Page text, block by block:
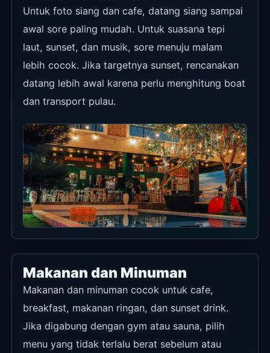
Untuk foto siang dan cafe, datang siang sampai
awal sore paling mudah. Untuk suasana tepi
laut, sunset, dan musik, sore menuju malam
lebih cocok. Jika targetnya sunset, rencanakan
datang lebih awal karena perlu menghitung boat
dan transport pulau.
Makanan dan Minuman
Makanan dan minuman cocok untuk cafe,
breakfast, makanan ringan, dan sunset drink.
Jika digabung dengan gym atau sauna, pilih
menu yang tidak terlalu berat sebelum atau